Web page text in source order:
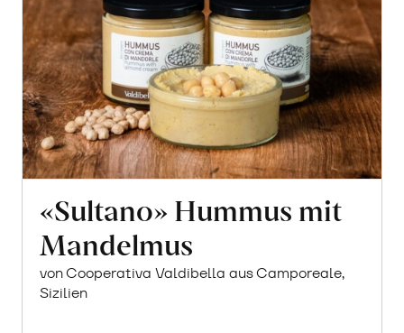
«Sultano» Hummus mit
Mandelmus
von Cooperativa Valdibella aus Camporeale,
Sizilien